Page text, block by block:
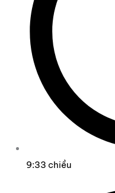
9:33 chiều